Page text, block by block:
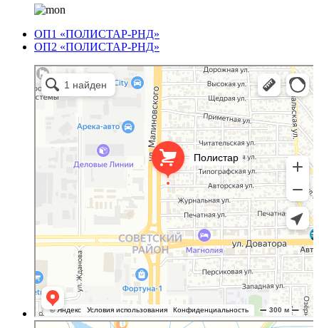
ОП1 «ПОЛИСТАР-РНД»
ОП2 «ПОЛИСТАР-РНД»
Полистар
Оргстекло, поликарбонат в Ростове‑на‑Дону
Светопрозрачные конструкции в Ростове‑на‑Дону
Полистар